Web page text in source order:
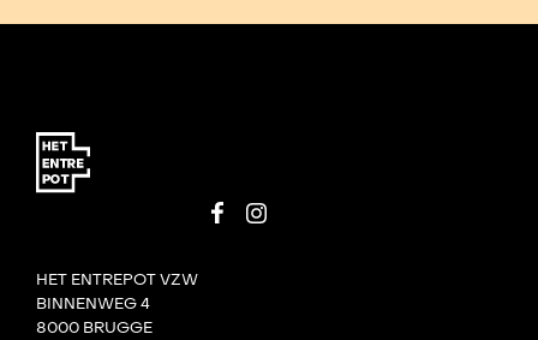
HET ENTREPOT VZW
BINNENWEG 4
8000 BRUGGE